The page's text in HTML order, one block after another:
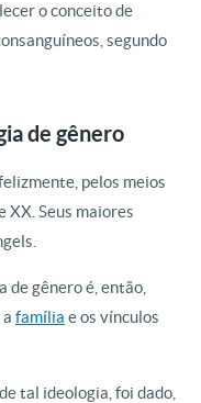
o conceito de
segundo
de gênero
pelos meios
Seus maiores
gênero é, então,
família e os vínculos
tal ideologia, foi dado,